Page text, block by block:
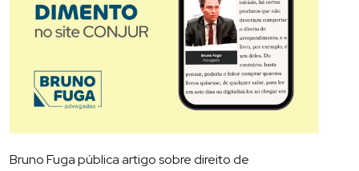
Bruno Fuga pública artigo sobre direito de